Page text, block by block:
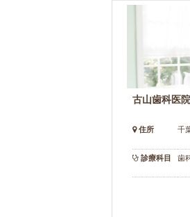
古山歯科医院
住所 千
診療科目 歯